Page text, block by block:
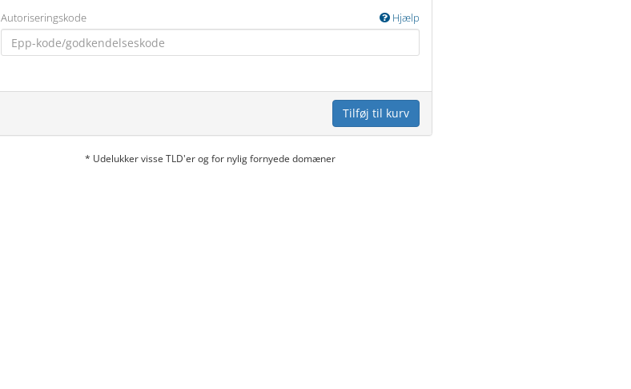
Autoriseringskode Hjælp
Tilføj til kurv
* Udelukker visse TLD'er og for nylig fornyede domæner